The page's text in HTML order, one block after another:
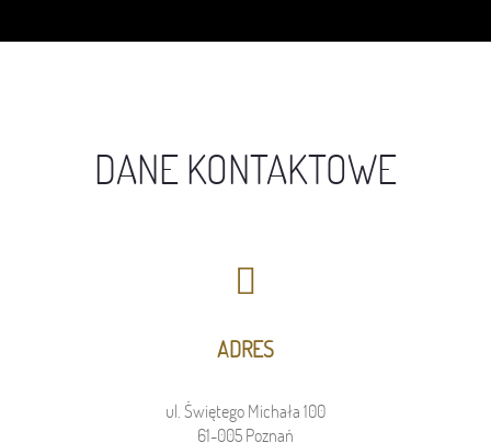
DANE KONTAKTOWE
ADRES
ul. Świętego Michała 100
61-005 Poznań